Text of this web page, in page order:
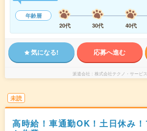
年齢層
20代
30代 40代
気になる! 応募へ進む
派遣会社 株式会社テクノ・サービス
未読
高時給！車通勤OK！土日休み